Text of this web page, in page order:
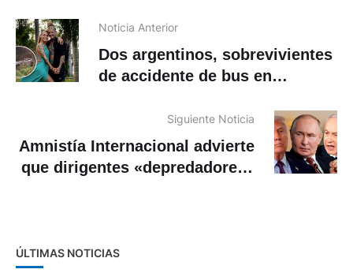
Noticia Anterior
Dos argentinos, sobrevivientes
de accidente de bus en
regresar a su país
Siguiente Noticia
Amnistía Internacional advierte
que dirigentes «depredadores»
ÚLTIMAS NOTICIAS